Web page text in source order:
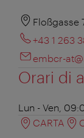
Floßgasse
+43 1 263
embcr-
Orari di
Lun - Ven,
CARTA